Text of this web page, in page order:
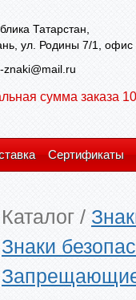
Татарстан,
ул. Родины 7/1, офис
znaki@mail.ru
сумма заказа
Сертификаты
Каталог /
Знаки